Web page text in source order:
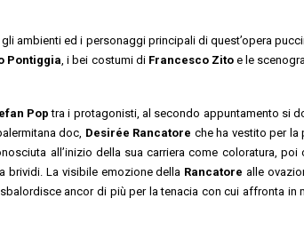
ambienti ed i personaggi principali di quest’opera
Pontiggia, i bei costumi di Francesco Zitoe le
Poptra i protagonisti, al secondo appuntamento si
doc, Desirée Rancatore che ha vestito per la
all’inizio della sua carriera come coloratura, poi
brividi. La visibile emozione della Rancatore alle
ancor di più per la tenacia con cui affronta in